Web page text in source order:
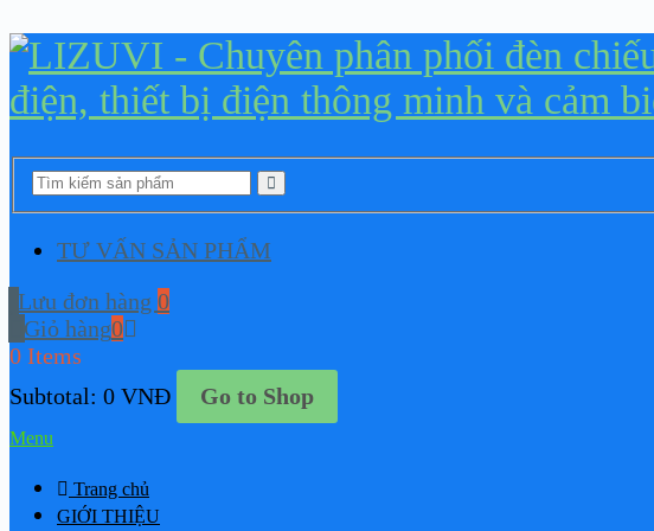
TƯ VẤN SẢN PHẨM
Lưu đơn hàng 0
Giỏ hàng0
0 Items
Subtotal: 0 VNĐ Go to Shop
Menu
Trang chủ
GIỚI THIỆU